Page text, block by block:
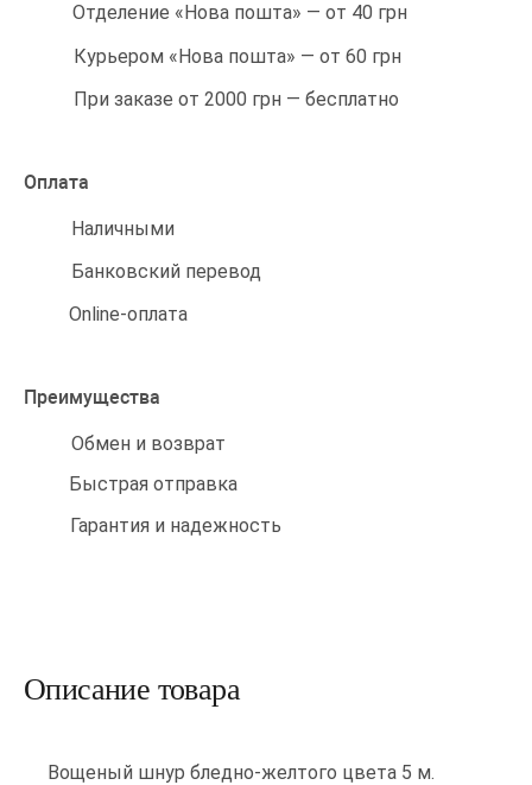
Отделение «Нова пошта» — от 40 грн
Курьером «Нова пошта» — от 60 грн
При заказе от 2000 грн — бесплатно
Оплата
Наличными
Банковский перевод
Online-оплата
Преимущества
Обмен и возврат
Быстрая отправка
Гарантия и надежность
Описание товара
Вощеный шнур бледно-желтого цвета 5 м.